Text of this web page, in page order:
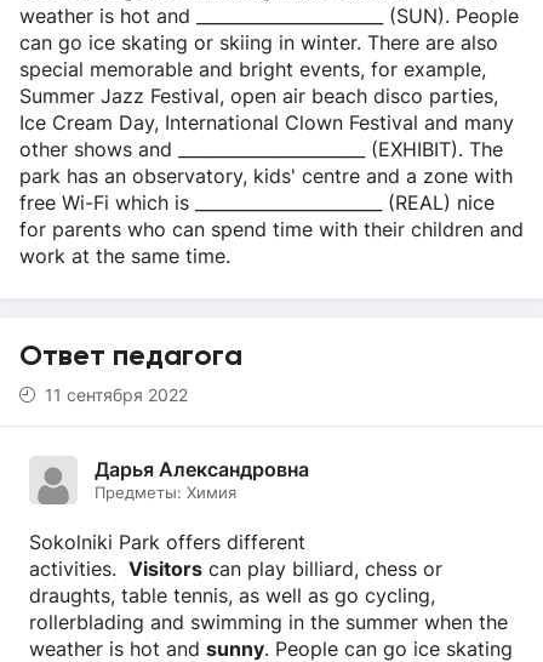
weather is hot and ______________________ (SUN). People
can go ice skating or skiing in winter. There are also
special memorable and bright events, for example,
Summer Jazz Festival, open air beach disco parties,
Ice Cream Day, International Clown Festival and many
other shows and ______________________ (EXHIBIT). The
park has an observatory, kids' centre and a zone with
free Wi-Fi which is ______________________ (REAL) nice
for parents who can spend time with their children and
work at the same time.
Ответ педагога
11 сентября 2022
Дарья Александровна
Предметы: Химия
Sokolniki Park offers different
activities. Visitors can play billiard, chess or
draughts, table tennis, as well as go cycling,
rollerblading and swimming in the summer when the
weather is hot and sunny. People can go ice skating